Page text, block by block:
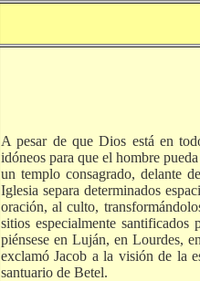
A pesar de que Dios está en
idóneos para que el hombre
un templo consagrado, delante
Iglesia separa determinados
oración, al culto,
sitios especialmente
piénsese en Luján, en Lourdes,
exclamó Jacob a la visión de la
santuario de Betel.